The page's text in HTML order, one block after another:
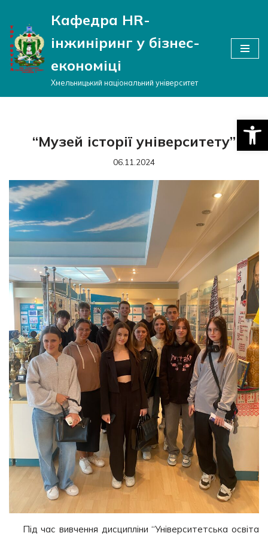
Перейти
до
вмісту
Кафедра HR-
інжиніринг у бізнес-
економіці
Хмельницький національний університет
“Музей історії університету”
06.11.2024
Під час вивчення дисципліни “Університетська освіта